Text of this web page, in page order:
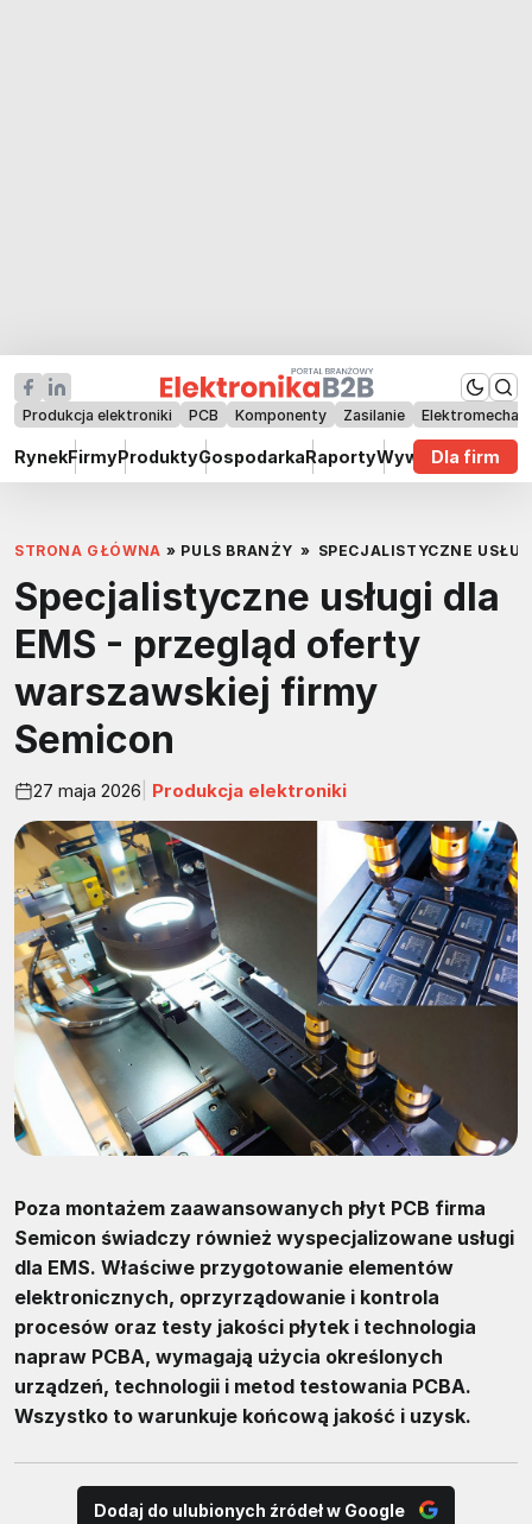
Produkcja elektroniki PCB Komponenty Zasilanie
RynekFirmyProduktyGospodarkaRaportyWywiadyDla firm
STRONA GŁÓWNA » PULS BRANŻY » SPECJALISTYCZNE
Specjalistyczne usługi dla
EMS - przegląd oferty
warszawskiej firmy
Semicon
27 maja 2026 Produkcja elektroniki
Poza montażem zaawansowanych płyt PCB firma
Semicon świadczy również wyspecjalizowane usługi
dla EMS. Właściwe przygotowanie elementów
elektronicznych, oprzyrządowanie i kontrola
procesów oraz testy jakości płytek i technologia
napraw PCBA, wymagają użycia określonych
urządzeń, technologii i metod testowania PCBA.
Wszystko to warunkuje końcową jakość i uzysk.
Dodaj do ulubionych źródeł w Google